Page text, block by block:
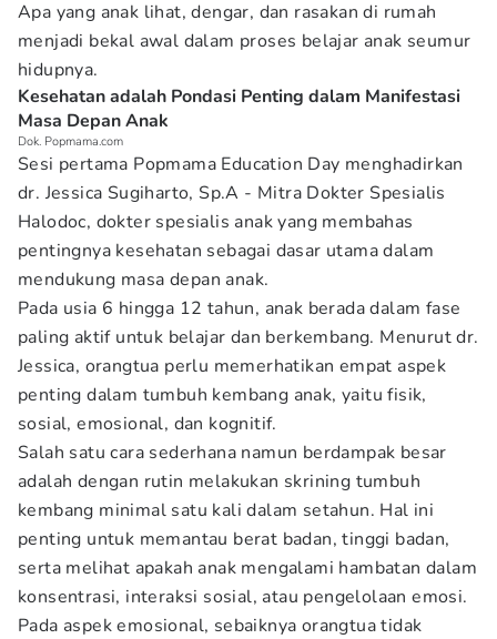
Apa yang anak lihat, dengar, dan rasakan di rumah
menjadi bekal awal dalam proses belajar anak seumur
hidupnya.
Kesehatan adalah Pondasi Penting dalam Manifestasi
Masa Depan Anak
Dok. Popmama.com
Sesi pertama Popmama Education Day menghadirkan
dr. Jessica Sugiharto, Sp.A - Mitra Dokter Spesialis
Halodoc, dokter spesialis anak yang membahas
pentingnya kesehatan sebagai dasar utama dalam
mendukung masa depan anak.
Pada usia 6 hingga 12 tahun, anak berada dalam fase
paling aktif untuk belajar dan berkembang. Menurut dr.
Jessica, orangtua perlu memerhatikan empat aspek
penting dalam tumbuh kembang anak, yaitu fisik,
sosial, emosional, dan kognitif.
Salah satu cara sederhana namun berdampak besar
adalah dengan rutin melakukan skrining tumbuh
kembang minimal satu kali dalam setahun. Hal ini
penting untuk memantau berat badan, tinggi badan,
serta melihat apakah anak mengalami hambatan dalam
konsentrasi, interaksi sosial, atau pengelolaan emosi.
Pada aspek emosional, sebaiknya orangtua tidak